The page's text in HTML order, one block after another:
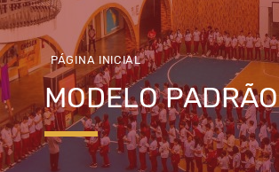
PÁGINA INICIAL
MODELO PADRÃO